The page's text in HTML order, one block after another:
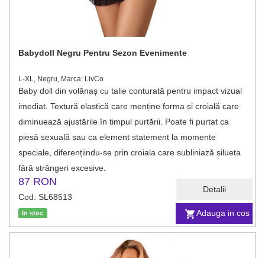
Adauga in cos
Detalii
Babydoll Negru Pentru Sezon Evenimente
L-XL, Negru, Marca: LivCo
Baby doll din volănaș cu talie conturată pentru impact vizual
imediat. Textură elastică care menține forma și croială care
diminuează ajustările în timpul purtării. Poate fi purtat ca
piesă sexuală sau ca element statement la momente
speciale, diferențiindu-se prin croiala care subliniază silueta
fără strângeri excesive.
87 RON
Cod: SL68513
In stoc